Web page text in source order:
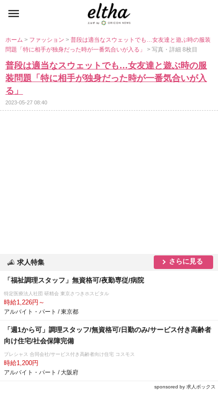
ホーム> ファッション>普段は適当なスウェットでも…女友達と遊ぶ時の服装
問題「特に相手が独身だった時が一番気合いが入る」> 写真・詳細 8枚目
普段は適当なスウェットでも…女友達と遊ぶ時の服
装問題「特に相手が独身だった時が一番気合いが入
る」
2023-05-27 08:40
求人特集 さらに見る
「福祉調理スタッフ」無資格可/夜勤専従/病院
特定医療法人社団 研精会 東京さつきホスピタル
時給1,226円～
アルバイト・パート / 東京都
「週1から可」調理スタッフ/無資格可/日勤のみ/サービス付き高齢者
向け住宅/社会保障完備
プレシャス 合同会社/サービス付き高齢者向け住宅 コスモス
時給1,200円
アルバイト・パート / 大阪府
sponsored by 求人ボックス